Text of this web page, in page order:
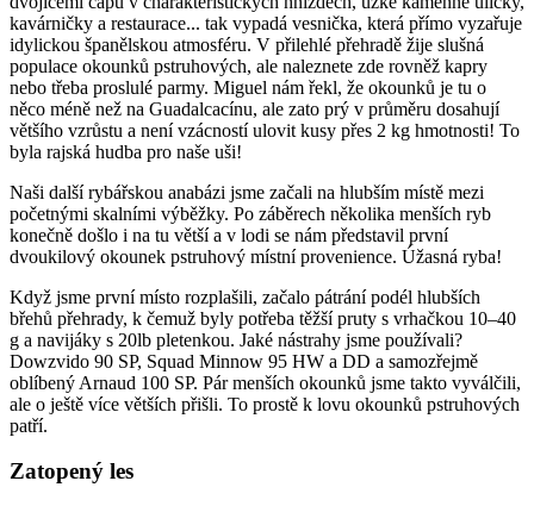
kavárničky a restaurace... tak vypadá vesnička, která přímo vyzařuje
idylickou španělskou atmosféru. V přilehlé přehradě žije slušná
populace okounků pstruhových, ale naleznete zde rovněž kapry
nebo třeba proslulé parmy. Miguel nám řekl, že okounků je tu o
něco méně než na Guadalcacínu, ale zato prý v průměru dosahují
většího vzrůstu a není vzácností ulovit kusy přes 2 kg hmotnosti! To
byla rajská hudba pro naše uši!
Naši další rybářskou anabázi jsme začali na hlubším místě mezi
početnými skalními výběžky. Po záběrech několika menších ryb
konečně došlo i na tu větší a v lodi se nám představil první
dvoukilový okounek pstruhový místní provenience. Úžasná ryba!
Když jsme první místo rozplašili, začalo pátrání podél hlubších
břehů přehrady, k čemuž byly potřeba těžší pruty s vrhačkou 10–40
g a navijáky s 20lb pletenkou. Jaké nástrahy jsme používali?
Dowzvido 90 SP, Squad Minnow 95 HW a DD a samozřejmě
oblíbený Arnaud 100 SP. Pár menších okounků jsme takto vyválčili,
ale o ještě více větších přišli. To prostě k lovu okounků pstruhových
patří.
Zatopený les